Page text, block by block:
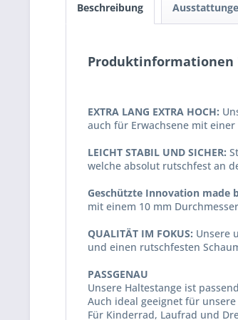
Beschreibung
Produktinformationen
EXTRA LANG EXTRA HOCH:
auch für Erwachsene mit
LEICHT STABIL UND SICHER:
welche absolut rutschfest an
Geschützte Innovation made
mit einem 10 mm
QUALITÄT IM FOKUS: Unsere
und einen rutschfesten
PASSGENAU
Unsere Haltestange ist
Auch ideal geeignet für unsere
Für Kinderrad, Laufrad und